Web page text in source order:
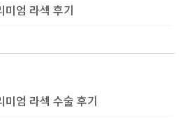
엄 라섹 후기
엄 라섹 수술 후기